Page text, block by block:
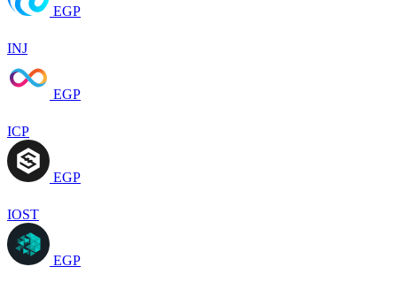
EGP
INJ
EGP
ICP
EGP
IOST
EGP